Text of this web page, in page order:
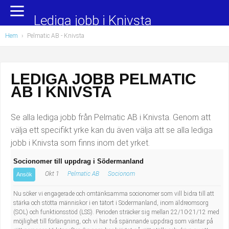
Yrkesområden
Administration, ekonomi, juridik
Chefer och verksamhetsledare
Data/IT
Försäljning, inköp, marknadsföring
Hantverksyrken
Hotell, restaurang, storhushåll
Hälso- och sjukvård
Populära jobb
Undersköterska, hemtjänst och äldreboende
Barnskötare
Lärare i förskola/Förskollärare
Lagerarbetare
Bussförare/Busschaufför
Elevassistent
Personlig assistent
Lediga jobb i Knivsta
Hem › Pelmatic AB - Knivsta
LEDIGA JOBB PELMATIC
AB I KNIVSTA
Se alla lediga jobb från Pelmatic AB i Knivsta. Genom att
välja ett specifikt yrke kan du även välja att se alla lediga
jobb i Knivsta som finns inom det yrket.
Socionomer till uppdrag i Södermanland
Ansök Okt 1 Pelmatic AB Socionom
Nu söker vi engagerade och omtänksamma socionomer som vill bidra till att
stärka och stötta människor i en tätort i Södermanland, inom äldreomsorg
(SOL) och funktionsstöd (LSS). Perioden sträcker sig mellan 22/10-21/12 med
möjlighet till förlängning, och vi har två spännande uppdrag som väntar på